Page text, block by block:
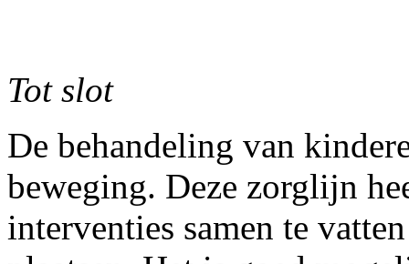
Tot slot
De behandeling van
beweging. Deze zorglijn
interventies samen te